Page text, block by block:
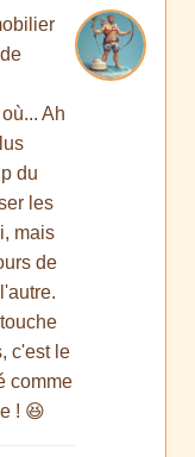
Ah
du
les
mais
de
c'est le
comme
! 😆